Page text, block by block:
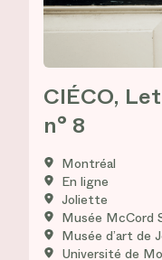
CIÉCO,
n° 8
Montréal
En ligne
Joliette
Musée McCord
Musée d’art de
Université de